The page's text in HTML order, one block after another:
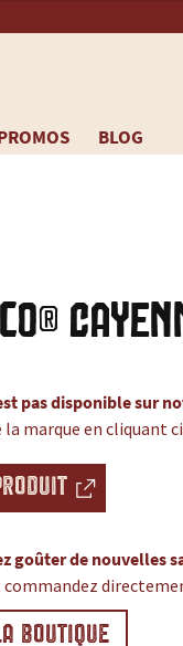
BLOG
pas disponible sur
marque en cliquant
goûter de nouvelles
BOUTIQUE